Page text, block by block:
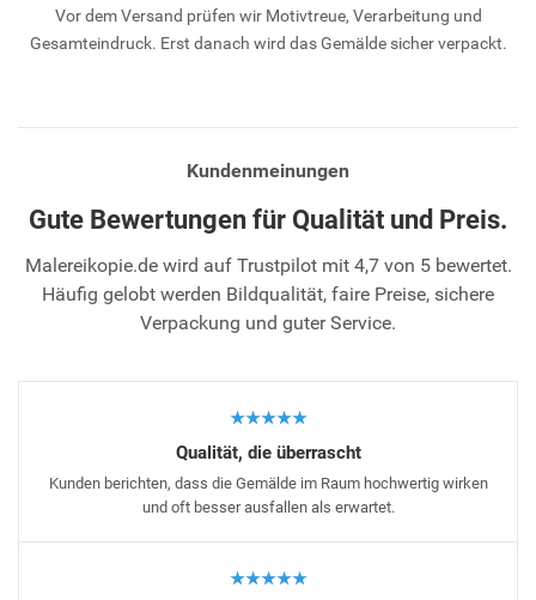
Vor dem Versand prüfen wir Motivtreue, Verarbeitung und
Gesamteindruck. Erst danach wird das Gemälde sicher verpackt.
Kundenmeinungen
Gute Bewertungen für Qualität und Preis.
Malereikopie.de wird auf Trustpilot mit 4,7 von 5 bewertet.
Häufig gelobt werden Bildqualität, faire Preise, sichere
Verpackung und guter Service.
★★★★★
Qualität, die überrascht
Kunden berichten, dass die Gemälde im Raum hochwertig wirken
und oft besser ausfallen als erwartet.
★★★★★